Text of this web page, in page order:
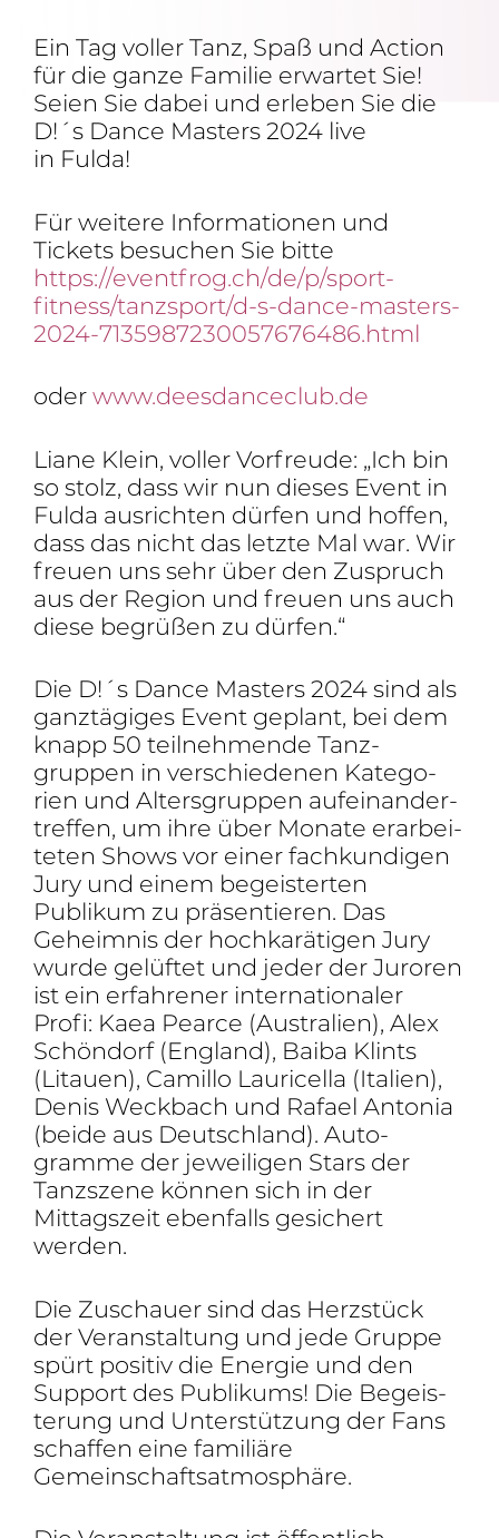
Ein Tag voller Tanz, Spaß und Action
für die ganze Familie erwartet Sie!
Seien Sie dabei und erleben Sie die
D!´s Dance Masters 2024 live
in Fulda!
Für weitere Infor­ma­tionen und
Tickets besu­chen Sie bitte
https://eventfrog.ch/de/p/sport-
fitness/tanzsport/d-s-dance-masters-
2024-7135987230057676486.html
oder www.deesdanceclub.de
Liane Klein, voller Vorfreude: „Ich bin
so stolz, dass wir nun dieses Event in
Fulda ausrichten dürfen und hoffen,
dass das nicht das letzte Mal war. Wir
freuen uns sehr über den Zuspruch
aus der Region und freuen uns auch
diese begrüßen zu dürfen.“
Die D!´s Dance Masters 2024 sind als
ganz­tä­giges Event geplant, bei dem
knapp 50 teil­neh­mende Tanz­
gruppen in verschie­denen Kate­go­
rien und Alters­gruppen aufein­an­der­
treffen, um ihre über Monate erar­bei­
teten Shows vor einer fach­kun­digen
Jury und einem begeis­terten
Publikum zu präsen­tieren. Das
Geheimnis der hoch­ka­rä­tigen Jury
wurde gelüftet und jeder der Juroren
ist ein erfah­rener inter­na­tio­naler
Profi: Kaea Pearce (Austra­lien), Alex
Schön­dorf (England), Baiba Klints
(Litauen), Camillo Lauricella (Italien),
Denis Weck­bach und Rafael Antonia
(beide aus Deutsch­land). Auto­
gramme der jewei­ligen Stars der
Tanz­szene können sich in der
Mittags­zeit eben­falls gesi­chert
werden.
Die Zuschauer sind das Herz­stück
der Veran­stal­tung und jede Gruppe
spürt positiv die Energie und den
Support des Publi­kums! Die Begeis­
te­rung und Unter­stüt­zung der Fans
schaffen eine fami­liäre
Gemeinschaftsatmosphäre.